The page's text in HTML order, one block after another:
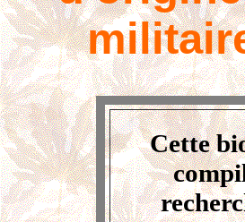
Cette